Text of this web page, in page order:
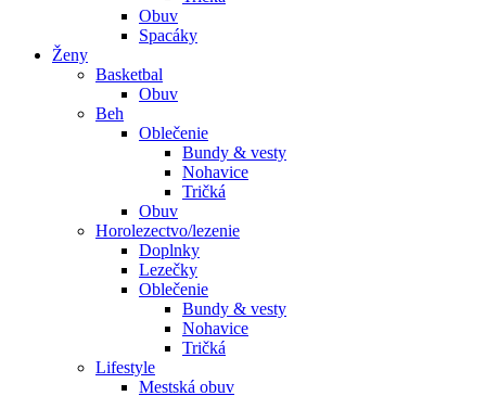
Obuv
Spacáky
Ženy
Basketbal
Obuv
Beh
Oblečenie
Bundy & vesty
Nohavice
Tričká
Obuv
Horolezectvo/lezenie
Doplnky
Lezečky
Oblečenie
Bundy & vesty
Nohavice
Tričká
Lifestyle
Mestská obuv